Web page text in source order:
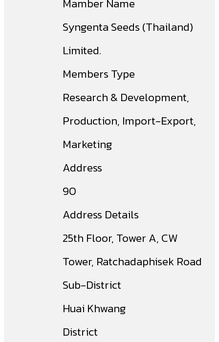
Syngenta Seeds (Thailand)
Limited.
Members Type
Research & Development,
Production, Import-Export,
Marketing
Address
90
Address Details
25th Floor, Tower A, CW
Tower, Ratchadaphisek Road
Sub-District
Huai Khwang
District